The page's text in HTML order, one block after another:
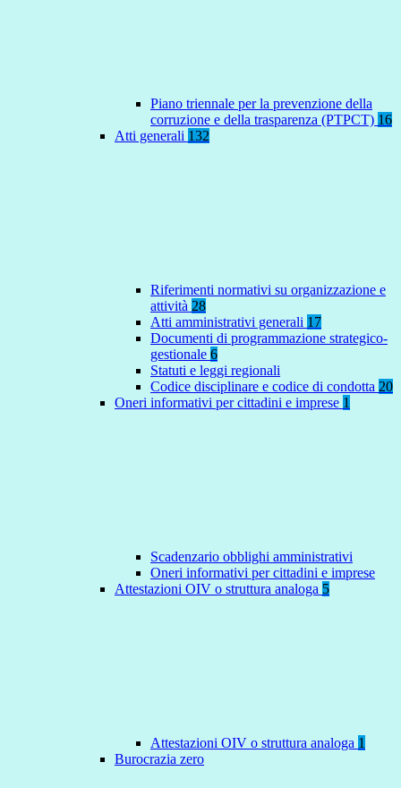
Piano triennale per la prevenzione della
corruzione e della trasparenza (PTPCT) 16
Atti generali 132
Riferimenti normativi su organizzazione e
attività 28
Atti amministrativi generali 17
Documenti di programmazione strategico-
gestionale 6
Statuti e leggi regionali
Codice disciplinare e codice di condotta 20
Oneri informativi per cittadini e imprese 1
Scadenzario obblighi amministrativi
Oneri informativi per cittadini e imprese
Attestazioni OIV o struttura analoga 5
Attestazioni OIV o struttura analoga 1
Burocrazia zero